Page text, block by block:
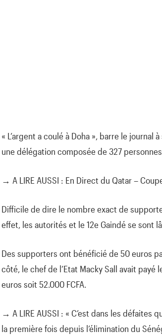
« L’argent a coulé à Doha », barre le journal
une délégation composée de 327
→ A LIRE AUSSI : En Direct du Qatar –
Difficile de dire le nombre exact de
effet, les autorités et le 12e Gaindé se sont
Des supporters ont bénéficié de 50 euros
côté, le chef de l’Etat Macky Sall avait
euros soit 52.000 FCFA.
→ A LIRE AUSSI : « C’est dans les défaites
la première fois depuis l’élimination du